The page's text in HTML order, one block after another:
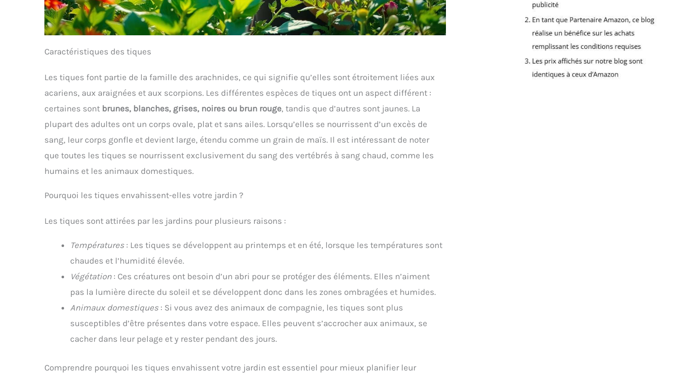
Caractéristiques des tiques
Les tiques font partie de la famille des arachnides, ce qui signifie qu’elles sont étroitement liées aux
acariens, aux araignées et aux scorpions. Les différentes espèces de tiques ont un aspect différent :
certaines sont brunes, blanches, grises, noires ou brun rouge, tandis que d’autres sont jaunes. La
plupart des adultes ont un corps ovale, plat et sans ailes. Lorsqu’elles se nourrissent d’un excès de
sang, leur corps gonfle et devient large, étendu comme un grain de maïs. Il est intéressant de noter
que toutes les tiques se nourrissent exclusivement du sang des vertébrés à sang chaud, comme les
humains et les animaux domestiques.
Pourquoi les tiques envahissent-elles votre jardin ?
Les tiques sont attirées par les jardins pour plusieurs raisons :
Températures : Les tiques se développent au printemps et en été, lorsque les températures sont
chaudes et l’humidité élevée.
Végétation : Ces créatures ont besoin d’un abri pour se protéger des éléments. Elles n’aiment
pas la lumière directe du soleil et se développent donc dans les zones ombragées et humides.
Animaux domestiques : Si vous avez des animaux de compagnie, les tiques sont plus
susceptibles d’être présentes dans votre espace. Elles peuvent s’accrocher aux animaux, se
cacher dans leur pelage et y rester pendant des jours.
Comprendre pourquoi les tiques envahissent votre jardin est essentiel pour mieux planifier leur